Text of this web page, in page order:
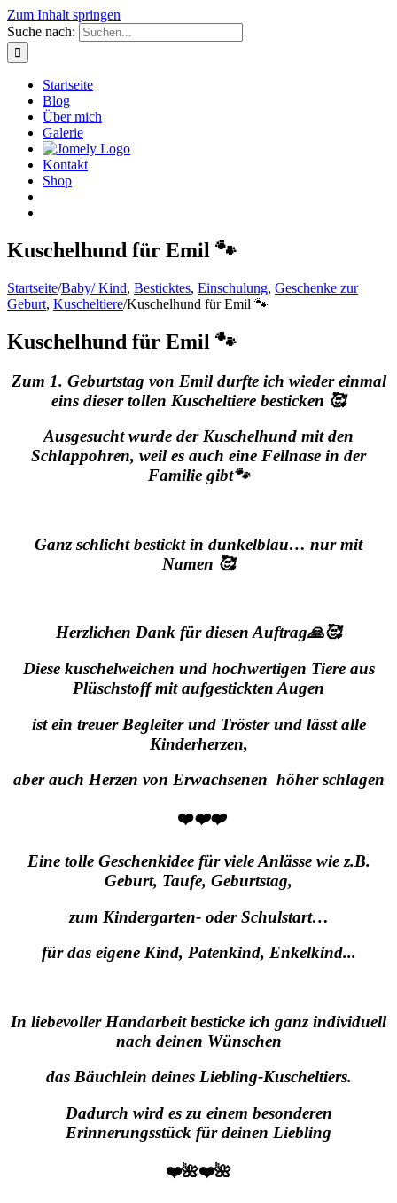
Zum Inhalt springen
Suche nach:
Startseite
Blog
Über mich
Galerie
Kontakt
Shop
Kuschelhund für Emil 🐾
Startseite/Baby/ Kind, Besticktes, Einschulung, Geschenke zur
Geburt, Kuscheltiere/Kuschelhund für Emil 🐾
Kuschelhund für Emil 🐾
Zum 1. Geburtstag von Emil durfte ich wieder einmal
eins dieser tollen Kuscheltiere besticken 🥰
Ausgesucht wurde der Kuschelhund mit den
Schlappohren, weil es auch eine Fellnase in der
Familie gibt🐾
Ganz schlicht bestickt in dunkelblau… nur mit
Namen 🥰
Herzlichen Dank für diesen Auftrag🙏🥰
Diese kuschelweichen und hochwertigen Tiere aus
Plüschstoff mit aufgestickten Augen
ist ein treuer Begleiter und Trösterund lässt alle
Kinderherzen,
aber auch Herzen von Erwachsenen höher schlagen
❤️❤️❤️
Eine tolle Geschenkidee für viele Anlässe wie z.B.
Geburt, Taufe, Geburtstag,
zum Kindergarten- oder Schulstart…
für das eigene Kind, Patenkind, Enkelkind...
In liebevoller Handarbeit besticke ich ganz individuell
nach deinen Wünschen
das Bäuchlein deines Liebling-Kuscheltiers.
Dadurch wird es zu einem besonderen
Erinnerungsstück für deinen Liebling
❤️🌺❤️🌺